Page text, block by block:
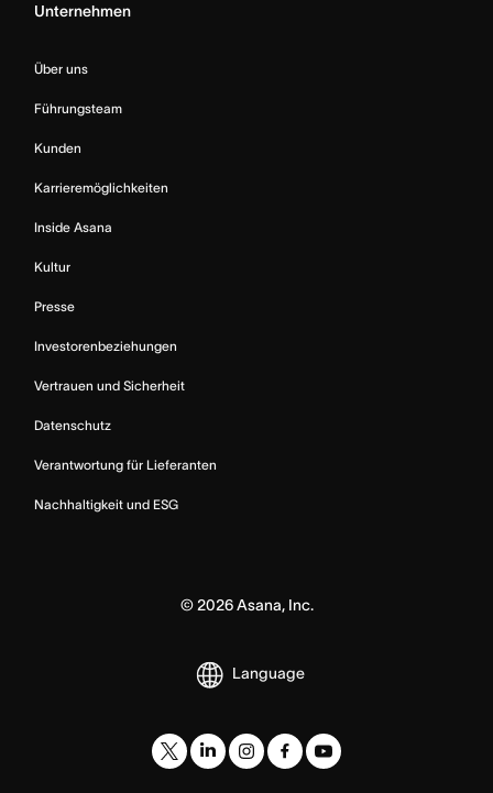
Unternehmen
Über uns
Führungsteam
Kunden
Karrieremöglichkeiten
Inside Asana
Kultur
Presse
Investorenbeziehungen
Vertrauen und Sicherheit
Datenschutz
Verantwortung für Lieferanten
Nachhaltigkeit und ESG
© 2026Asana, Inc.
Language